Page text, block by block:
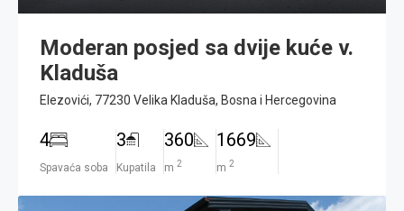
Moderan posjed sa dvije kuće v.
Kladuša
Elezovići, 77230 Velika Kladuša, Bosna i Hercegovina
4
Spavaća soba
3
Kupatila
360
m 2
1669
m 2